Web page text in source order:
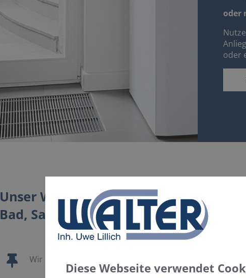
oder
oder
Unser Wohlfühlversprechen für Ihr
Bad, Sanitär oder Heizung
Wir machen Ihr Projekt zu unserem – von der ersten
Diese Webseite verwendet